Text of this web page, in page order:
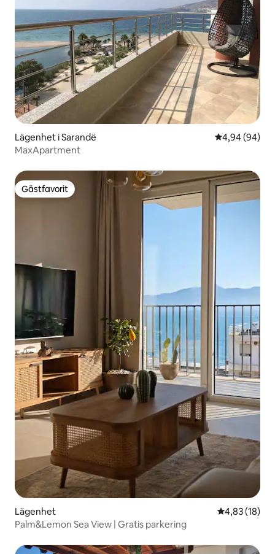
Lägenhet i Sarandë 4,94 av 5 i
4,94 (94)
MaxApartment
Gästfavorit
Gästfavorit
Lägenhet 4,83 av 5 i
4,83 (18)
Palm&Lemon Sea View | Gratis parkering